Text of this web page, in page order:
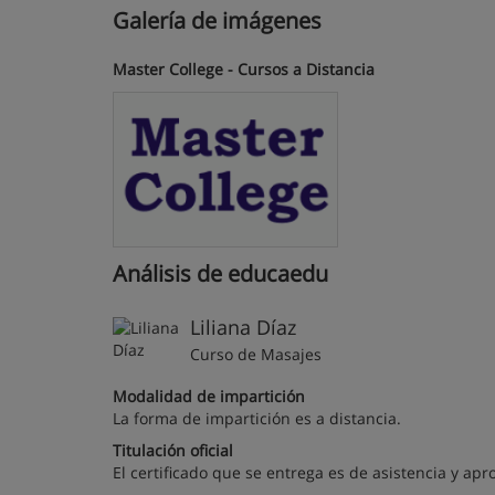
Galería de imágenes
Master College - Cursos a Distancia
Análisis de educaedu
Liliana Díaz
Curso de Masajes
Modalidad de impartición
La forma de impartición es a distancia.
Titulación oficial
El certificado que se entrega es de asistencia y